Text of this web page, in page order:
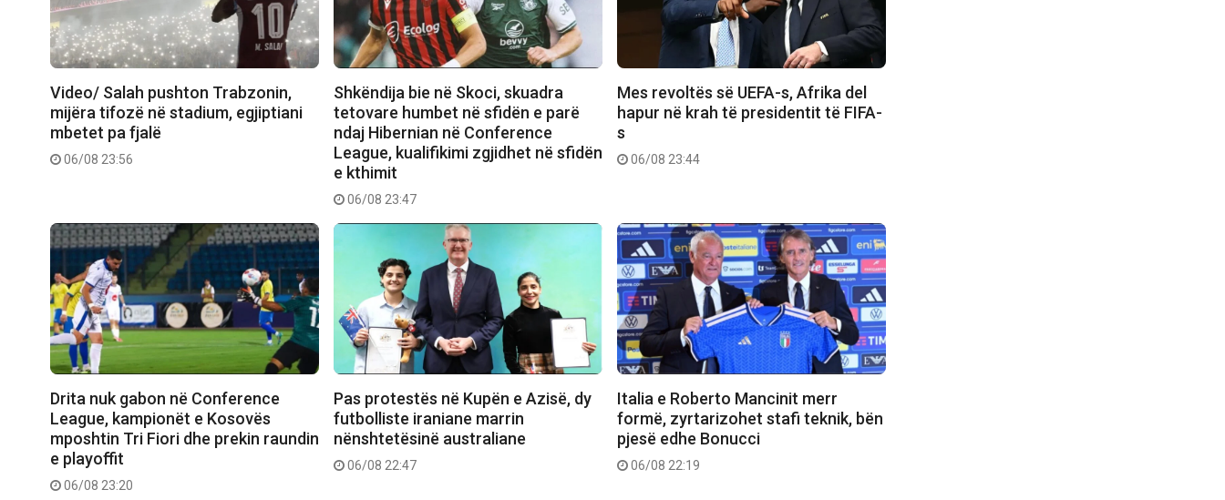
Video/ Salah pushton Trabzonin,
mijëra tifozë në stadium, egjiptiani
mbetet pa fjalë
06/08 23:56
Shkëndija bie në Skoci, skuadra
tetovare humbet në sfidën e parë
ndaj Hibernian në Conference
League, kualifikimi zgjidhet në sfidën
e kthimit
06/08 23:47
Mes revoltës së UEFA-s, Afrika del
hapur në krah të presidentit të FIFA-
s
06/08 23:44
Drita nuk gabon në Conference
League, kampionët e Kosovës
mposhtin Tri Fiori dhe prekin raundin
e playoffit
06/08 23:20
Pas protestës në Kupën e Azisë, dy
futbolliste iraniane marrin
nënshtetësinë australiane
06/08 22:47
Italia e Roberto Mancinit merr
formë, zyrtarizohet stafi teknik, bën
pjesë edhe Bonucci
06/08 22:19